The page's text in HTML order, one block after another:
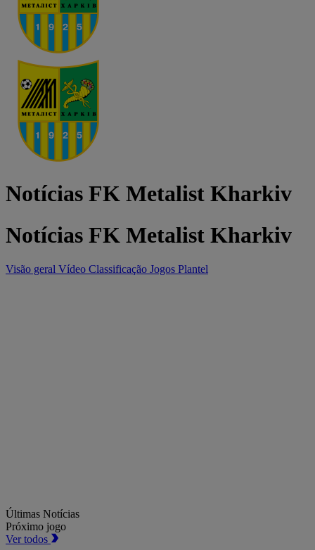
Notícias FK Metalist Kharkiv
Notícias FK Metalist Kharkiv
Visão geral Vídeo Classificação Jogos Plantel
Últimas Notícias
Próximo jogo
Ver todos